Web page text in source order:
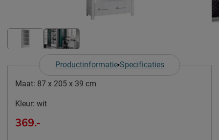
Productinformatie Specificaties
Maat: 87 x 205 x 39 cm
Kleur: wit
369.-